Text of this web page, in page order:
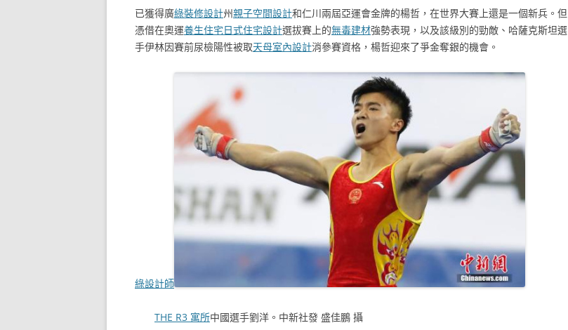
已獲得廣綠裝修設計州親子空間設計和仁川兩屆亞運會金牌的楊哲，在世界大賽上還是一個新兵。但
憑借在奧運養生住宅日式住宅設計選拔賽上的無毒建材強勢表現，以及該級別的勁敵、哈薩克斯坦選
手伊林因賽前尿檢陽性被取天母室內設計消參賽資格，楊哲迎來了爭金奪銀的機會。
綠設計師
THE R3 寓所中國選手劉洋。中新社發 盛佳鵬 攝